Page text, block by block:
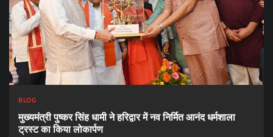
BLOG
मुख्यमंत्री पुष्कर सिंह धामी ने हरिद्वार में नव निर्मित आनंद धर्मशाला
ट्रस्ट का किया लोकार्पण